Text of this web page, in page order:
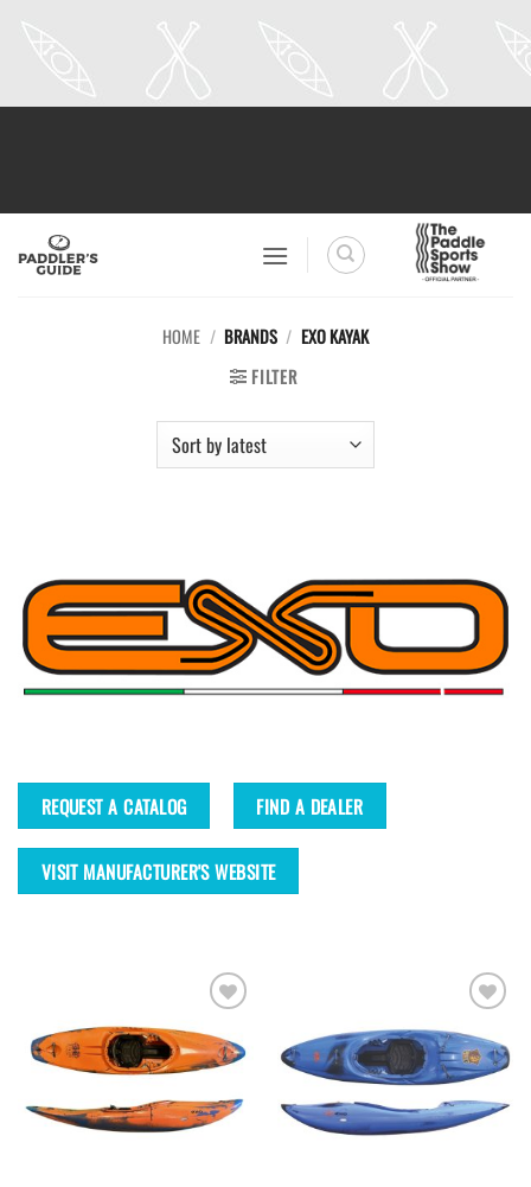
HOME / BRANDS / EXO KAYAK
FILTER
REQUEST A CATALOG FIND A DEALER
VISIT MANUFACTURER'S WEBSITE
à la
wishlist
à la
wishlist